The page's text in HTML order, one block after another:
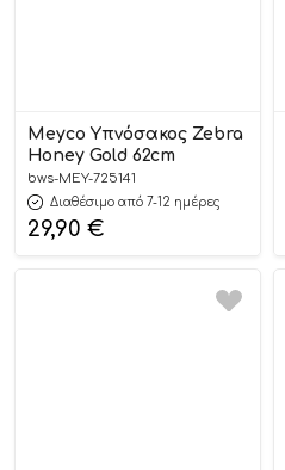
Meyco Υπνόσακος Zebra
Honey Gold 62cm
bws-MEY-725141
Διαθέσιμο από 7-12 ημέρες
29,90 €